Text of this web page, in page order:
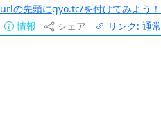
urlの先頭にgyo.tc/を付けてみよう！
情報
シェア リンク: 通常